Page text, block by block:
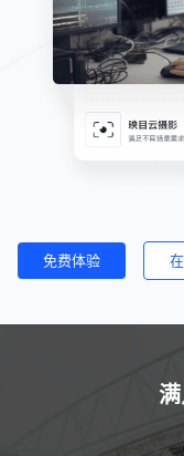
免费体验